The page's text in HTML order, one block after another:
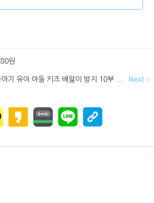
원
기 유아 아동 키즈 배앓이 방지 10부 ... Next